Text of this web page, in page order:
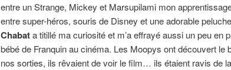
entre un Strange, Mickey et Marsupilami mon
entre super-héros, souris de Disney et une adorable
Chabata titillé ma curiosité et m’a effrayé aussi un peu en
bébé de Franquin au cinéma. Les Moopys ont découvert le
nos sorties, ils rêvaient de voir le film… ils étaient ravis de